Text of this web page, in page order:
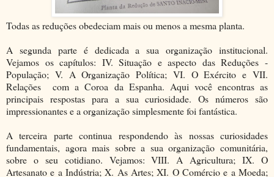
Todas as reduções obedeciam mais ou menos a mesma planta.
A segunda parte é dedicada a sua organização institucional.
Vejamos os capítulos: IV. Situação e aspecto das Reduções -
População; V. A Organização Política; VI. O Exército e VII.
Relações com a Coroa da Espanha. Aqui você encontras as
principais respostas para a sua curiosidade. Os números são
impressionantes e a organização simplesmente foi fantástica.
A terceira parte continua respondendo às nossas curiosidades
fundamentais, agora mais sobre a sua organização comunitária,
sobre o seu cotidiano. Vejamos: VIII. A Agricultura; IX. O
Artesanato e a Indústria; X. As Artes; XI. O Comércio e a Moeda;